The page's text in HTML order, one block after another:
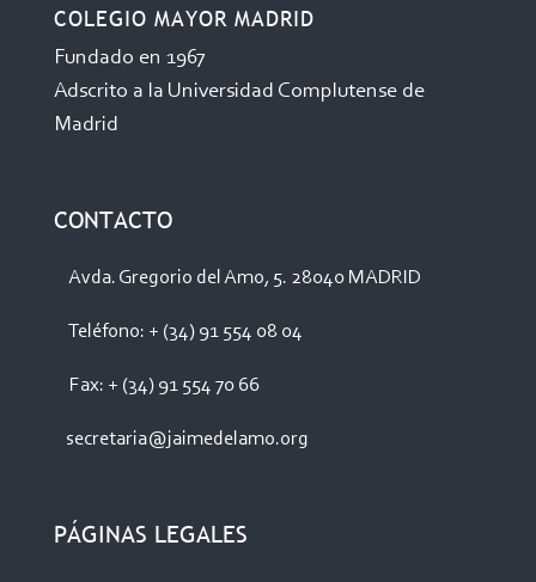
COLEGIO MAYOR MADRID
Fundado en 1967
Adscrito a la Universidad Complutense de
Madrid
CONTACTO
Avda. Gregorio del Amo, 5. 28040 MADRID
Teléfono: + (34) 91 554 08 04
Fax: + (34) 91 554 70 66
secretaria@jaimedelamo.org
PÁGINAS LEGALES